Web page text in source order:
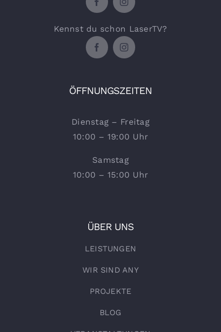
Kennst du schon LaserTV?
ÖFFNUNGSZEITEN
Dienstag – Freitag
10:00 – 19:00 Uhr
Samstag
10:00 – 15:00 Uhr
ÜBER UNS
LEISTUNGEN
WIR SIND ANY
PROJEKTE
BLOG